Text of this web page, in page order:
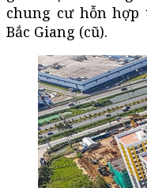
chung cư hỗn
Bắc Giang (cũ).